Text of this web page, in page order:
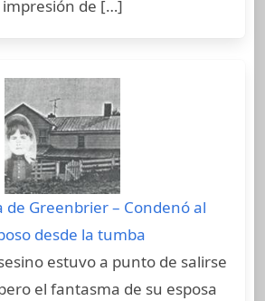
impresión de […]
de Greenbrier – Condenó al
desde la tumba
estuvo a punto de salirse
el fantasma de su esposa